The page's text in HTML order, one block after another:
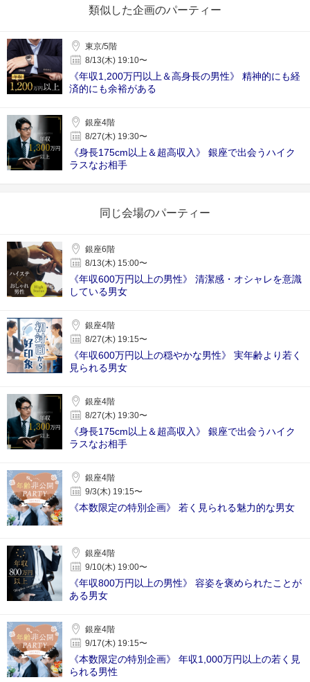
類似した企画のパーティー
東京/5階
8/13(木) 19:10〜
《年収1,200万円以上＆高身長の男性》 精神的にも経
済的にも余裕がある
銀座4階
8/27(木) 19:30〜
《身長175cm以上＆超高収入》 銀座で出会うハイク
ラスなお相手
同じ会場のパーティー
銀座6階
8/13(木) 15:00〜
《年収600万円以上の男性》 清潔感・オシャレを意識
している男女
銀座4階
8/27(木) 19:15〜
《年収600万円以上の穏やかな男性》 実年齢より若く
見られる男女
銀座4階
8/27(木) 19:30〜
《身長175cm以上＆超高収入》 銀座で出会うハイク
ラスなお相手
銀座4階
9/3(木) 19:15〜
《本数限定の特別企画》 若く見られる魅力的な男女
銀座4階
9/10(木) 19:00〜
《年収800万円以上の男性》 容姿を褒められたことが
ある男女
銀座4階
9/17(木) 19:15〜
《本数限定の特別企画》 年収1,000万円以上の若く見
られる男性